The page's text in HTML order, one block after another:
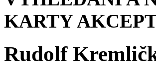
KARTY
Rudolf